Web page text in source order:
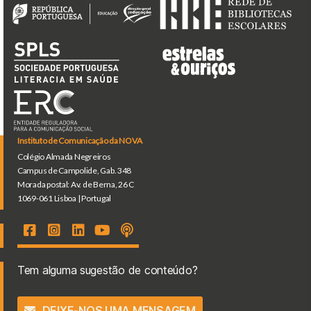
Instituto de Comunicação da NOVA
Colégio Almada Negreiros
Campus de Campolide, Gab. 348
Morada postal: Av. de Berna, 26 C
1069-061 Lisboa | Portugal
Tem alguma sugestão de conteúdo?